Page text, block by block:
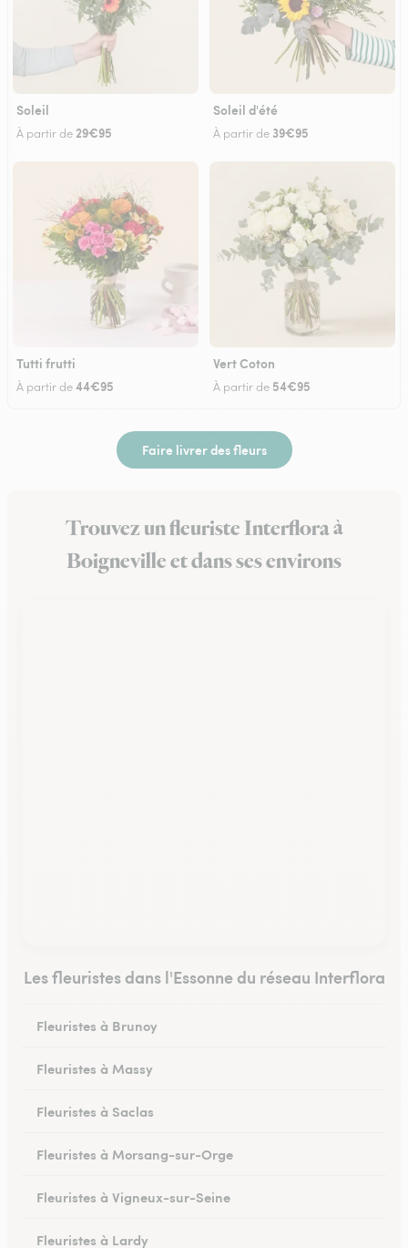
Soleil
À partir de29€95
Soleil d'été
À partir de 39€95
Tutti frutti
À partir de44€95
Vert Coton
À partir de 54€95
Faire livrer des fleurs
Trouvez un fleuriste Interflora à
Boigneville et dans ses environs
Les fleuristes dans l'Essonne du réseau Interflora
Fleuristes à Brunoy
Fleuristes à Massy
Fleuristes à Saclas
Fleuristes à Morsang-sur-Orge
Fleuristes à Vigneux-sur-Seine
Fleuristes à Lardy